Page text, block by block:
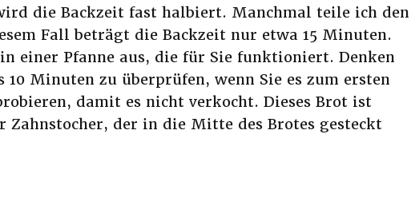
die Backzeit fast halbiert. Manchmal teile ich den
Fall beträgt die Backzeit nur etwa 15 Minuten.
in einer Pfanne aus, die für Sie funktioniert. Denken
10 Minuten zu überprüfen, wenn Sie es zum ersten
damit es nicht verkocht. Dieses Brot ist
Zahnstocher, der in die Mitte des Brotes gesteckt